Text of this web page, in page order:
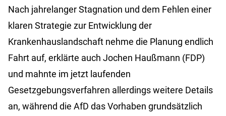
Nach jahrelanger Stagnation und dem Fehlen einer
klaren Strategie zur Entwicklung der
Krankenhauslandschaft nehme die Planung endlich
Fahrt auf, erklärte auch Jochen Haußmann (FDP)
und mahnte im jetzt laufenden
Gesetzgebungsverfahren allerdings weitere Details
an, während die AfD das Vorhaben grundsätzlich